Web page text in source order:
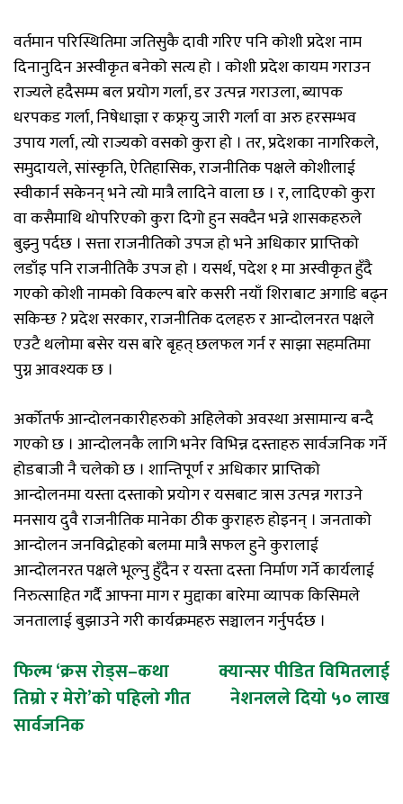
वर्तमान परिस्थितिमा जतिसुकै दावी गरिए पनि कोशी प्रदेश नाम
दिनानुदिन अस्वीकृत बनेको सत्य हो । कोशी प्रदेश कायम गराउन
राज्यले हदैसम्म बल प्रयोग गर्ला, डर उत्पन्न गराउला, ब्यापक
धरपकड गर्ला, निषेधाज्ञा र कफ्र्यु जारी गर्ला वा अरु हरसम्भव
उपाय गर्ला, त्यो राज्यको वसको कुरा हो । तर, प्रदेशका नागरिकले,
समुदायले, सांस्कृति, ऐतिहासिक, राजनीतिक पक्षले कोशीलाई
स्वीकार्न सकेनन् भने त्यो मात्रै लादिने वाला छ । र, लादिएको कुरा
वा कसैमाथि थोपरिएको कुरा दिगो हुन सक्दैन भन्ने शासकहरुले
बुझ्नु पर्दछ । सत्ता राजनीतिको उपज हो भने अधिकार प्राप्तिको
लडाँइ पनि राजनीतिकै उपज हो । यसर्थ, पदेश १ मा अस्वीकृत हुँदै
गएको कोशी नामको विकल्प बारे कसरी नयाँ शिराबाट अगाडि बढ्न
सकिन्छ ? प्रदेश सरकार, राजनीतिक दलहरु र आन्दोलनरत पक्षले
एउटै थलोमा बसेर यस बारे बृहत् छलफल गर्न र साझा सहमतिमा
पुग्न आवश्यक छ ।
अर्कोतर्फ आन्दोलनकारीहरुको अहिलेको अवस्था असामान्य बन्दै
गएको छ । आन्दोलनकै लागि भनेर विभिन्न दस्ताहरु सार्वजनिक गर्ने
होडबाजी नै चलेको छ । शान्तिपूर्ण र अधिकार प्राप्तिको
आन्दोलनमा यस्ता दस्ताको प्रयोग र यसबाट त्रास उत्पन्न गराउने
मनसाय दुवै राजनीतिक मानेका ठीक कुराहरु होइनन् । जनताको
आन्दोलन जनविद्रोहको बलमा मात्रै सफल हुने कुरालाई
आन्दोलनरत पक्षले भूल्नु हुँदैन र यस्ता दस्ता निर्माण गर्ने कार्यलाई
निरुत्साहित गर्दै आफ्ना माग र मुद्दाका बारेमा व्यापक किसिमले
जनतालाई बुझाउने गरी कार्यक्रमहरु सञ्चालन गर्नुपर्दछ ।
Post
navigation
फिल्म ‘क्रस रोड्स–कथा
तिम्रो र मेरो’को पहिलो गीत
सार्वजनिक
क्यान्सर पीडित विमितलाई
नेशनलले दियो ५० लाख